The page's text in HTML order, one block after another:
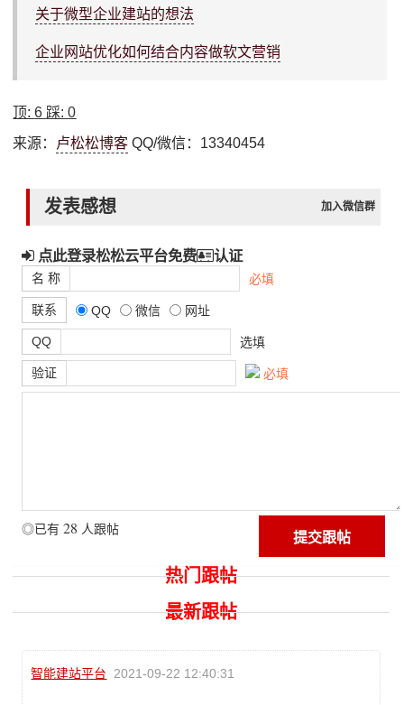
关于微型企业建站的想法
企业网站优化如何结合内容做软文营销
顶:6 踩:0
来源： 卢松松博客 QQ/微信：13340454
发表感想 加入微信群
点此登录松松云平台免费 认证
名 称 必填
联系 QQ 微信 网址
QQ 选填
验证 必填
◎已有 28 人跟帖
热门跟帖
最新跟帖
智能建站平台 2021-09-22 12:40:31